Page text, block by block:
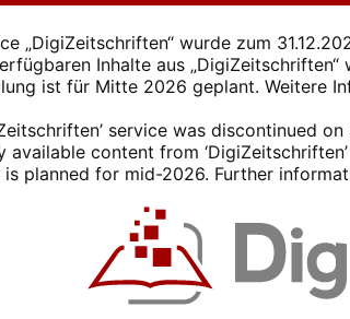
„DigiZeitschriften“ wurde zum
Inhalte aus
ist für Mitte 2026 geplant. Weitere
service was discontinued
available content from
is planned for mid-2026. Further